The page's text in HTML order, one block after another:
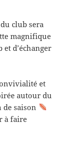
club sera
magnifique
d’échanger
et
autour du
saison
à faire